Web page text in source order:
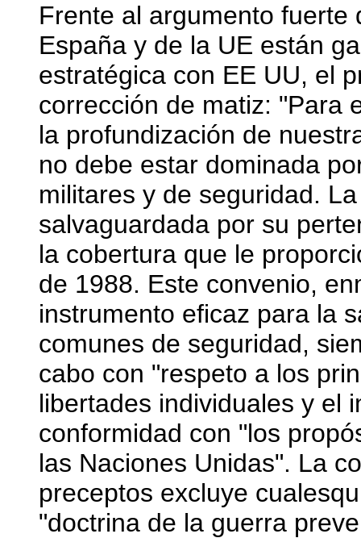
Frente al argumento fuerte
España y de la UE están
estratégica con EE UU, el
corrección de matiz: "Para
la profundización de
no debe estar dominada
militares y de seguridad.
salvaguardada por su
la cobertura que le
de 1988. Este convenio,
instrumento eficaz para la
comunes de seguridad,
cabo con "respeto a los
libertades individuales y el
conformidad con "los
las Naciones Unidas". La
preceptos excluye
"doctrina de la guerra